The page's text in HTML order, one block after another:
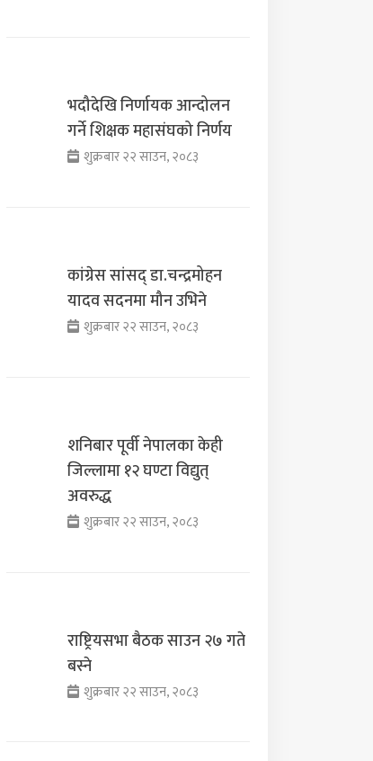
भदौदेखि निर्णायक आन्दोलन
गर्ने शिक्षक महासंघको निर्णय
शुक्रबार २२ साउन, २०८३
कांग्रेस सांसद् डा‍‍.चन्द्रमोहन
यादव सदनमा मौन उभिने
शुक्रबार २२ साउन, २०८३
शनिबार पूर्वी नेपालका केही
जिल्लामा १२ घण्टा विद्युत्
अवरुद्ध
शुक्रबार २२ साउन, २०८३
राष्ट्रियसभा बैठक साउन २७ गते
बस्ने
शुक्रबार २२ साउन, २०८३